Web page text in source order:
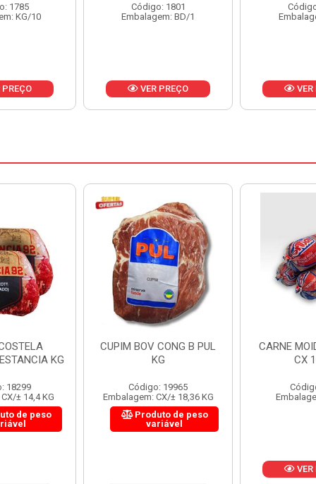
1801
BD/1
PREÇO
Código: 1797
Embalagem: CX/1
VER PREÇO VER
B PUL
19965
± 18,36 KG
de peso
CARNE MOIDA FORTBOI
CX 10KG
Código: 200
Embalagem: KG/10
LOMBINHO
Embalagem: